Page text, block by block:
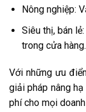
Nông nghiệp:
Siêu thị, bán
trong cửa hàng.
Với những ưu
giải pháp nâng
phí cho mọi